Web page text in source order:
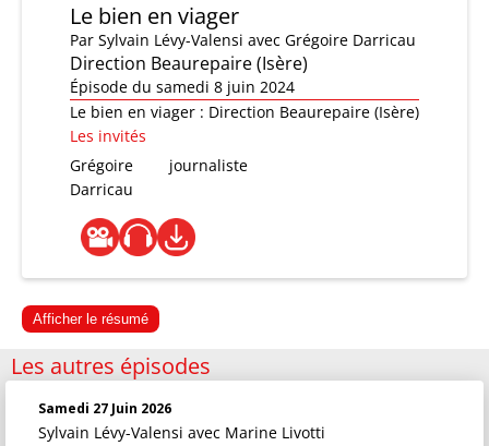
Le bien en viager
Par Sylvain Lévy-Valensi avec Grégoire Darricau
Direction Beaurepaire (Isère)
Épisode du samedi 8 juin 2024
Le bien en viager : Direction Beaurepaire (Isère)
Les invités
Grégoire
Darricau
journaliste
Afficher le résumé
Les autres épisodes
Samedi 27 Juin 2026
Sylvain Lévy-Valensi avec Marine Livotti